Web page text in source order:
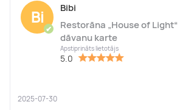
Bi
✔
Bibi
Restorāna „House of Light“
dāvanu karte
Apstiprināts lietotājs
5.0
2025-07-30